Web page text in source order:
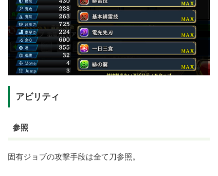
アビリティ
参照
固有ジョブの攻撃手段は全て刀参照。